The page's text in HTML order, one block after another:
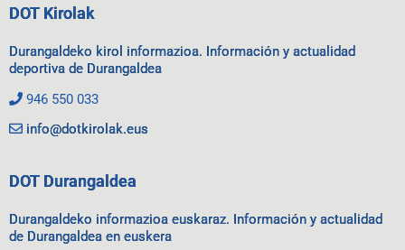
DOT Kirolak
Durangaldeko kirol informazioa. Información y actualidad
deportiva de Durangaldea
946 550 033
info@dotkirolak.eus
DOT Durangaldea
Durangaldeko informazioa euskaraz. Información y actualidad
de Durangaldea en euskera